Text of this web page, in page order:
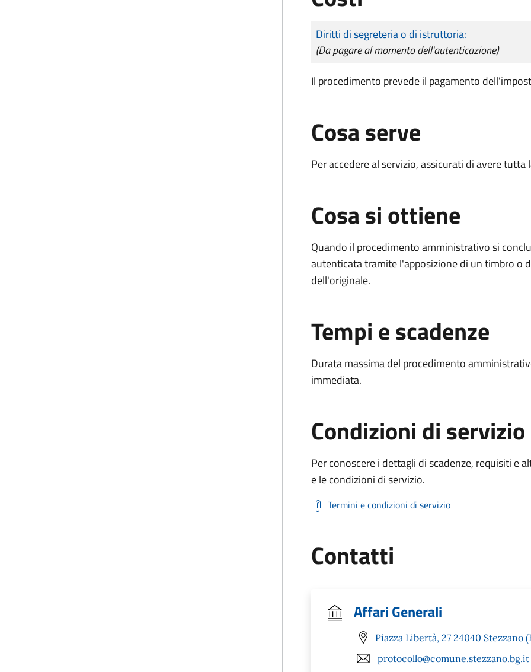
Tipo di pagamento
Importo
Diritti di segreteria o di istruttoria:
(Da pagare al momento dell'autenticazione)
Il procedimento prevede il pagamento
Cosa serve
Per accedere al servizio, assicurati di avere
Cosa si ottiene
Quando il procedimento amministrativo si
autenticata tramite l'apposizione di un timbro o
dell'originale.
Tempi e scadenze
Durata massima del procedimento
immediata.
Condizioni di servizio
Per conoscere i dettagli di scadenze, requisiti e
e le condizioni di servizio.
Termini e condizioni di servizio
Contatti
Affari Generali
Piazza Libertà, 27 24040 Stezzano
protocollo@comune.stezzano.bg.it